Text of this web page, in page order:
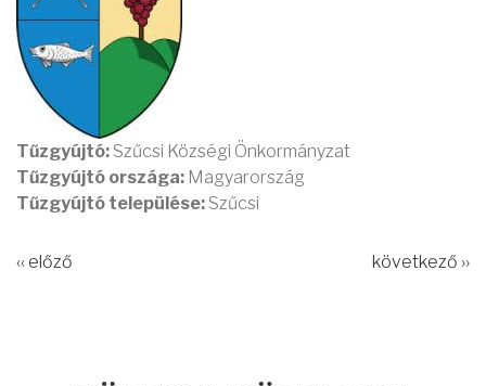
Tűzgyújtó: Szűcsi Községi Önkormányzat
Tűzgyújtó országa: Magyarország
Tűzgyújtó települése: Szűcsi
‹‹ előző következő ››